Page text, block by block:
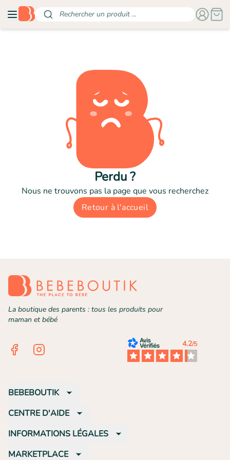
Rechercher un produit ...
Perdu ?
Nous ne trouvons pas la page que vous recherchez
Retour à l'accueil
La boutique des parents : tous les produits pour
maman et bébé
FacebookInstagram 4.2/5
BEBEBOUTIK
CENTRE D'AIDE
INFORMATIONS LÉGALES
MARKETPLACE